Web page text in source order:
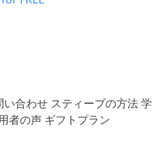
い合わせ スティーブの方法学
者の声 ギフトプラン